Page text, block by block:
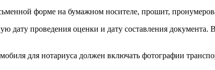
форме на бумажном носителе, прошит,
дату проведения оценки и дату составления документа.
для нотариуса должен включать фотографии